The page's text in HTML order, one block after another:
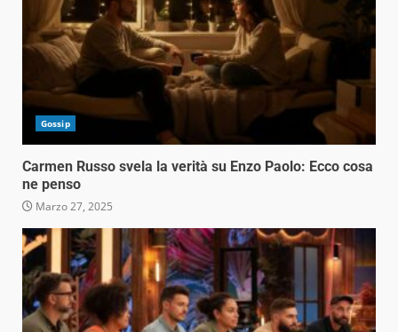
Gossip
Carmen Russo svela la verità su Enzo Paolo: Ecco cosa
ne penso
Marzo 27, 2025